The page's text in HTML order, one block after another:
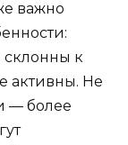
важно
склонны к
активны. Не
— более